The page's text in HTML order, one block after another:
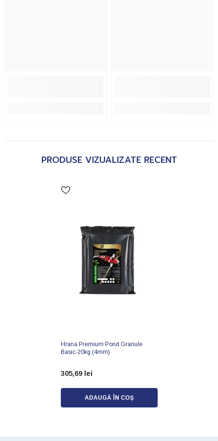
PRODUSE VIZUALIZATE RECENT
Hrana Premium Pond Granule
Basic-20kg (4mm)
305,69 lei
ADAUGĂ ÎN COȘ